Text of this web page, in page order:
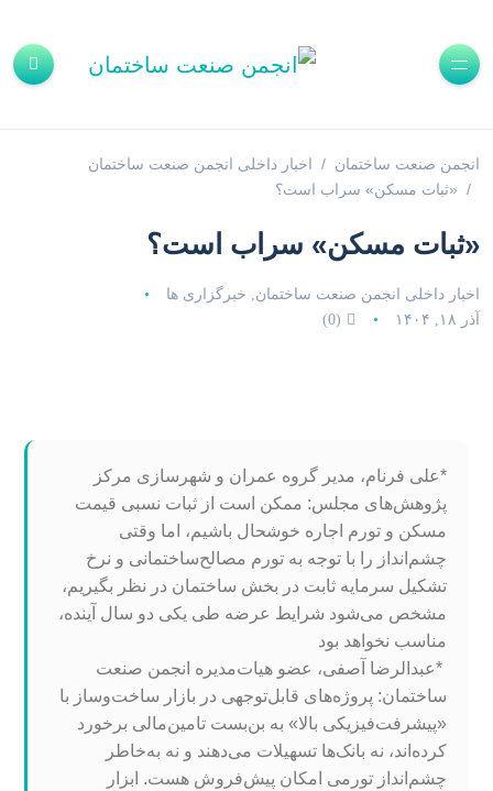
انجمن صنعت ساختمان
اخبار داخلی انجمن صنعت ساختمان
«ثبات مسکن» سراب است؟
«ثبات مسکن» سراب است؟
اخبار داخلی انجمن صنعت ساختمان, خبرگزاری ها
آذر ۱۸, ۱۴۰۴ (0)
*علی فرنام، مدیر گروه عمران و شهرسازی مرکز
پژوهش‌های مجلس: ممکن است از ثبات نسبی قیمت
مسکن و تورم اجاره خوشحال باشیم، اما وقتی
چشم‌انداز را با توجه به تورم مصالح‌ساختمانی و نرخ
تشکیل سرمایه‌ ثابت در بخش ساختمان در نظر بگیریم،
مشخص می‌شود شرایط عرضه طی یکی دو سال آینده،
مناسب نخواهد بود
*عبدالرضا آصفی، عضو هیات‌‌مدیره انجمن صنعت
ساختمان: پروژه‌های قابل‌توجهی در بازار ساخت‌وساز با
«پیشرفت‌فیزیکی بالا» به بن‌بست تامین‌مالی برخورد‌
کرده‌اند، نه بانک‌ها تسهیلات می‌دهند و نه به‌خاطر
چشم‌انداز تورمی امکان پیش‌فروش هست. ابزار